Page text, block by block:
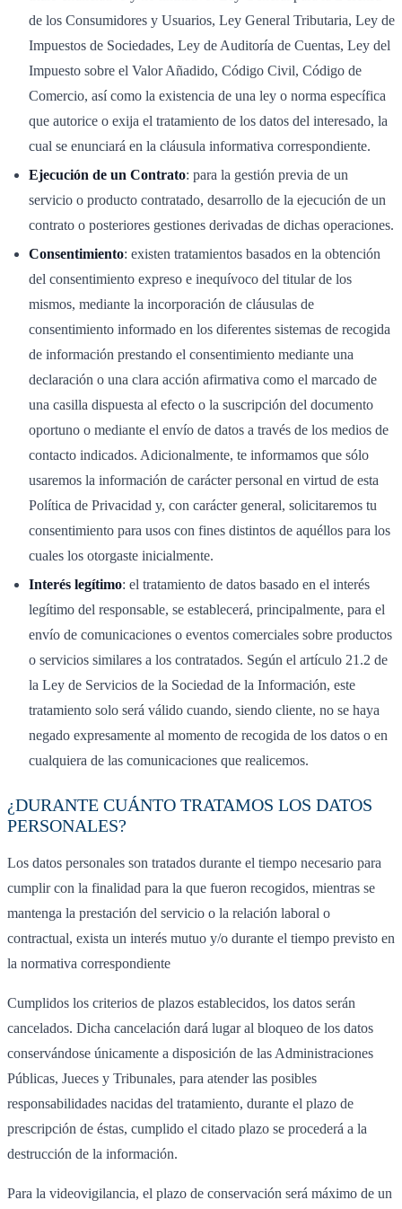
de los Consumidores y Usuarios, Ley General Tributaria, Ley de
Impuestos de Sociedades, Ley de Auditoría de Cuentas, Ley del
Impuesto sobre el Valor Añadido, Código Civil, Código de
Comercio, así como la existencia de una ley o norma específica
que autorice o exija el tratamiento de los datos del interesado, la
cual se enunciará en la cláusula informativa correspondiente.
Ejecución de un Contrato: para la gestión previa de un
servicio o producto contratado, desarrollo de la ejecución de un
contrato o posteriores gestiones derivadas de dichas operaciones.
Consentimiento: existen tratamientos basados en la obtención
del consentimiento expreso e inequívoco del titular de los
mismos, mediante la incorporación de cláusulas de
consentimiento informado en los diferentes sistemas de recogida
de información prestando el consentimiento mediante una
declaración o una clara acción afirmativa como el marcado de
una casilla dispuesta al efecto o la suscripción del documento
oportuno o mediante el envío de datos a través de los medios de
contacto indicados. Adicionalmente, te informamos que sólo
usaremos la información de carácter personal en virtud de esta
Política de Privacidad y, con carácter general, solicitaremos tu
consentimiento para usos con fines distintos de aquéllos para los
cuales los otorgaste inicialmente.
Interés legítimo: el tratamiento de datos basado en el interés
legítimo del responsable, se establecerá, principalmente, para el
envío de comunicaciones o eventos comerciales sobre productos
o servicios similares a los contratados. Según el artículo 21.2 de
la Ley de Servicios de la Sociedad de la Información, este
tratamiento solo será válido cuando, siendo cliente, no se haya
negado expresamente al momento de recogida de los datos o en
cualquiera de las comunicaciones que realicemos.
¿DURANTE CUÁNTO TRATAMOS LOS DATOS
PERSONALES?
Los datos personales son tratados durante el tiempo necesario para
cumplir con la finalidad para la que fueron recogidos, mientras se
mantenga la prestación del servicio o la relación laboral o
contractual, exista un interés mutuo y/o durante el tiempo previsto en
la normativa correspondiente
Cumplidos los criterios de plazos establecidos, los datos serán
cancelados. Dicha cancelación dará lugar al bloqueo de los datos
conservándose únicamente a disposición de las Administraciones
Públicas, Jueces y Tribunales, para atender las posibles
responsabilidades nacidas del tratamiento, durante el plazo de
prescripción de éstas, cumplido el citado plazo se procederá a la
destrucción de la información.
Para la videovigilancia, el plazo de conservación será máximo de un